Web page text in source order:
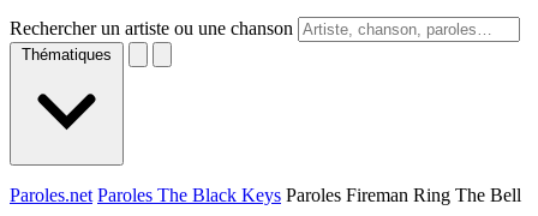
Rechercher un artiste ou une chanson
Thématiques
Paroles.net Paroles The Black Keys Paroles Fireman Ring The Bell